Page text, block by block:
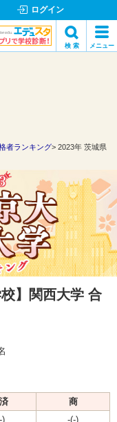
ログイン
検 索 メニュー
者ランキング
2023年 茨城県
】関西大学 合
商
)
-(-)